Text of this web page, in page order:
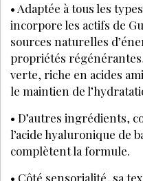
• Adaptée à tous les
incorpore les actifs de
sources naturelles
propriétés
verte, riche en acides
le maintien de
• D’autres ingrédients,
l’acide hyaluronique de
complètent la formule.
• Côté sensorialité, sa